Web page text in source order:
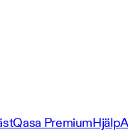
Qasa PremiumHjälp